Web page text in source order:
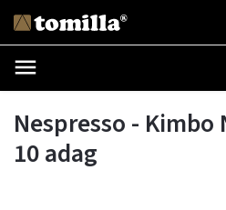
Nespresso -
10 adag